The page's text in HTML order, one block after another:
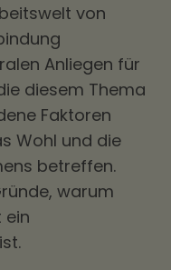
von
Anliegen für
diesem Thema
Faktoren
Wohl und die
betreffen.
warum
ein